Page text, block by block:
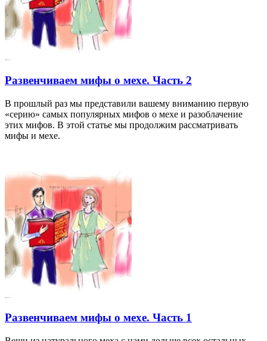
Развенчиваем мифы о мехе. Часть 2
В прошлый раз мы представили вашему вниманию первую
«серию» самых популярных мифов о мехе и разоблачение
этих мифов. В этой статье мы продолжим рассматривать
мифы и мехе.
Развенчиваем мифы о мехе. Часть 1